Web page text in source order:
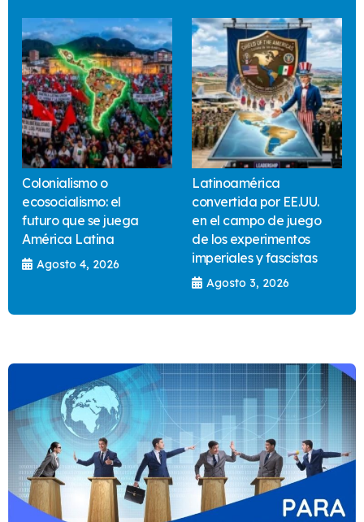
Colonialismo o
ecosocialismo: el
futuro que se juega
América Latina
Agosto 4, 2026
Latinoamérica
convertida por EE.UU.
en el campo de juego
de los experimentos
imperiales y fascistas
Agosto 3, 2026